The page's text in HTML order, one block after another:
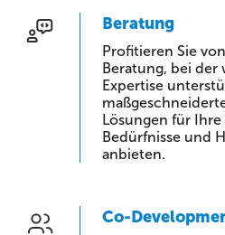
Beratung
Profitieren Sie
Beratung, bei
Expertise
Lösungen für
Bedürfnisse und
anbieten.
Co-